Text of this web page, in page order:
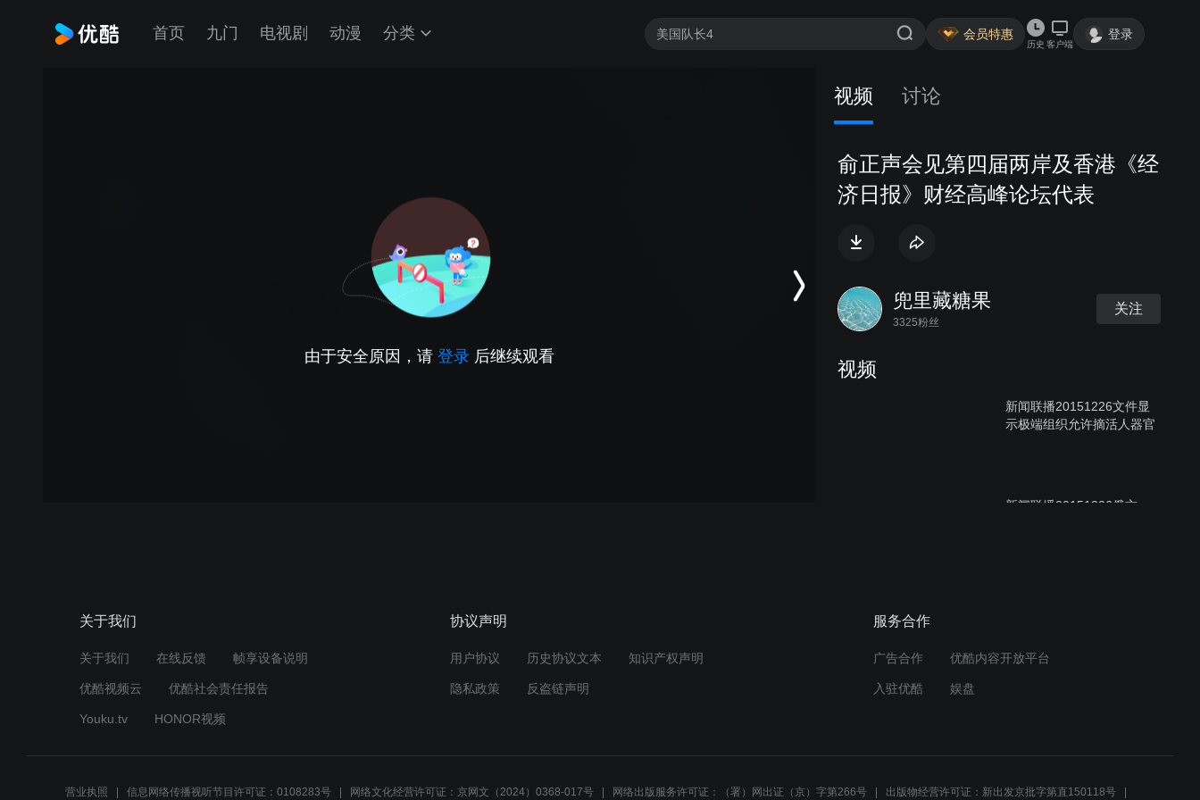
首页 九门 电视剧 动漫 分类 会员特惠
历史 客户端
登录
由于安全原因，请 登录 后继续观看
视频 讨论
俞正声会见第四届两岸及香港《经
济日报》财经高峰论坛代表
兜里藏糖果
3325粉丝
关注
视频
新闻联播20151226文件显
示极端组织允许摘活人器官
新闻联播20151226俄方：
关于我们
关于我们 在线反馈 帧享设备说明
优酷视频云 优酷社会责任报告
Youku.tv HONOR视频
协议声明
用户协议 历史协议文本 知识产权声明
隐私政策 反盗链声明
服务合作
广告合作 优酷内容开放平台
入驻优酷 娱盘
营业执照 信息网络传播视听节目许可证：0108283号 网络文化经营许可证：京网文（2024）0368-017号 网络出版服务许可证：（署）网出证（京）字第266号 出版物经营许可证：新出发京批字第直150118号